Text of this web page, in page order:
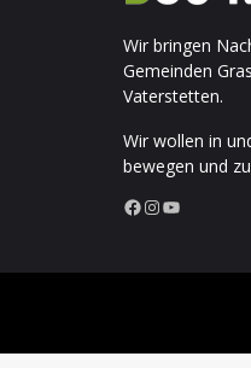
Wir bringen
Gemeinden
Vaterstetten.
Wir wollen in
bewegen und
Facebook InstagramYouTube